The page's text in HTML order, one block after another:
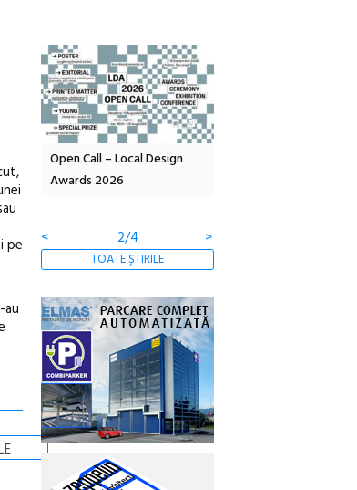
pe
Open Call – Local Design
Awards 2026
<
2/4 >
TOATE ȘTIRILE